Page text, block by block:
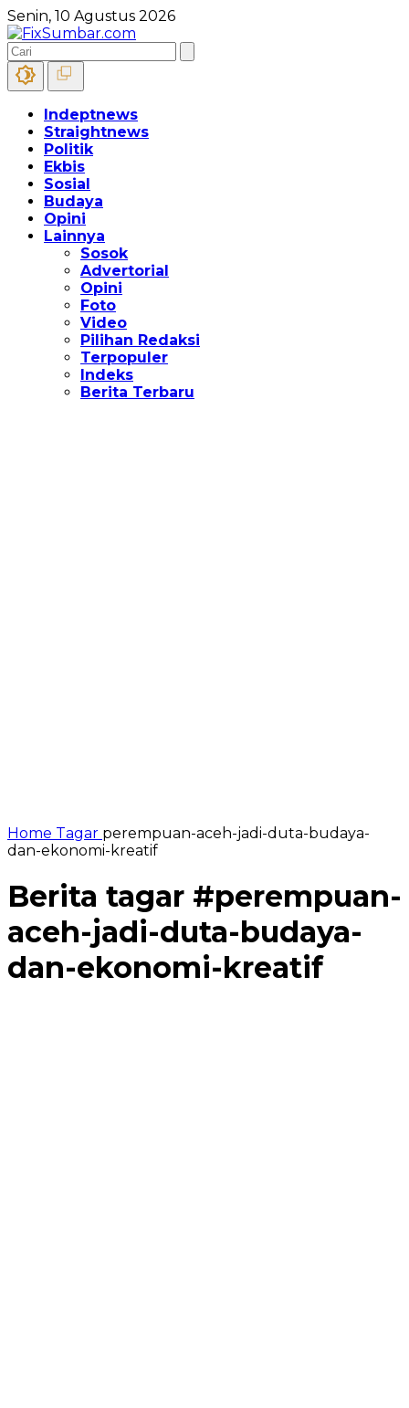
Senin, 10 Agustus 2026
Indeptnews
Straightnews
Politik
Ekbis
Sosial
Budaya
Opini
Lainnya
Sosok
Advertorial
Opini
Foto
Video
Pilihan Redaksi
Terpopuler
Indeks
Berita Terbaru
Home Tagar perempuan-aceh-jadi-duta-budaya-
dan-ekonomi-kreatif
Berita tagar #perempuan-
aceh-jadi-duta-budaya-
dan-ekonomi-kreatif